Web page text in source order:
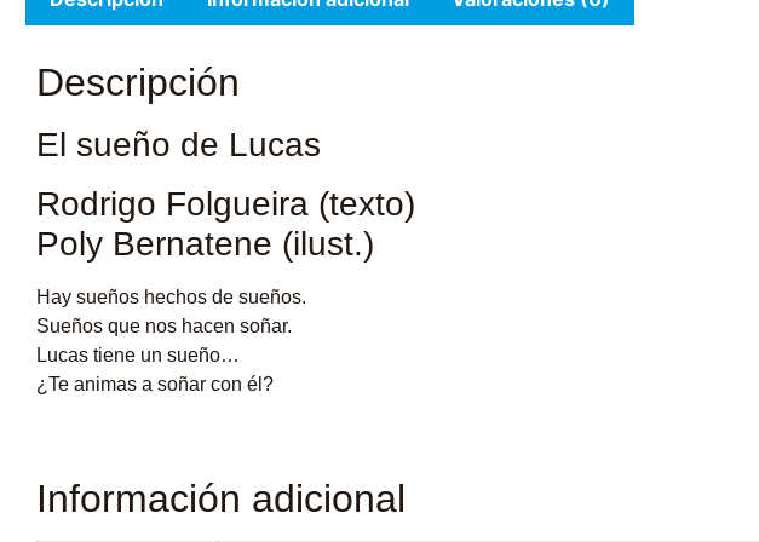
Descripción
El sueño de Lucas
Rodrigo Folgueira (texto)
Poly Bernatene (ilust.)
Hay sueños hechos de sueños.
Sueños que nos hacen soñar.
Lucas tiene un sueño…
¿Te animas a soñar con él?
Información adicional